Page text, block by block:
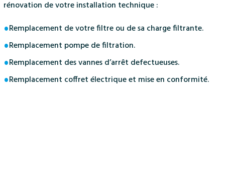
rénovation de votre installation technique :
Remplacement de votre filtre ou de sa charge filtrante.
Remplacement pompe de filtration.
Remplacement des vannes d’arrêt defectueuses.
Remplacement coffret électrique et mise en conformité.